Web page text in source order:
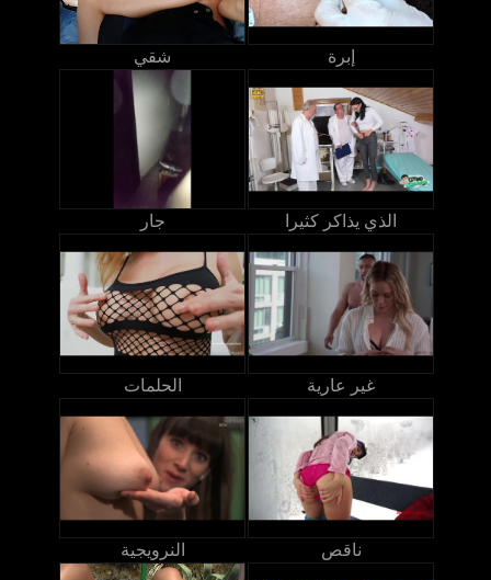
شقي إبرة
جار الذي يذاكر كثيرا
الحلمات غير عارية
النرويجية ناقص